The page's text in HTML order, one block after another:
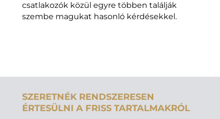
csatlakozók közül egyre többen találják
szembe magukat hasonló kérdésekkel.
SZERETNÉK RENDSZERESEN
ÉRTESÜLNI A FRISS TARTALMAKRÓL